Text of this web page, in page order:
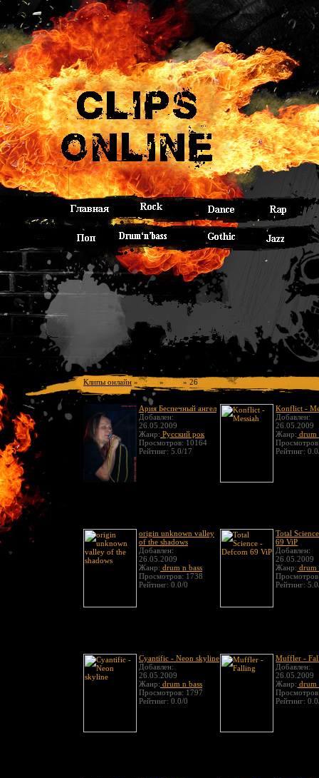
Клипы онлайн » 2009 » Май » 26
Ария Беспечный ангел
Добавлен:
26.05.2009
Жанр: Русский рок
Просмотров: 10164
Рейтинг: 5.0/17
Konflict -
Добавлен:
26.05.2009
Жанр: drum
Рейтинг:
origin unknown valley
of the shadows
Добавлен:
26.05.2009
Жанр: drum n bass
Просмотров: 1738
Рейтинг: 0.0/0
Total
69 ViP
Добавлен:
26.05.2009
Жанр: drum
Рейтинг:
Cyantific - Neon skyline
Добавлен:
26.05.2009
Жанр: drum n bass
Просмотров: 1797
Рейтинг: 0.0/0
Muffler -
Добавлен:
26.05.2009
Жанр: drum
Рейтинг: